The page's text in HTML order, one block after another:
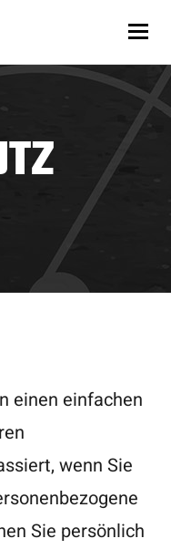
einen einfachen
wenn Sie
Sie persönlich